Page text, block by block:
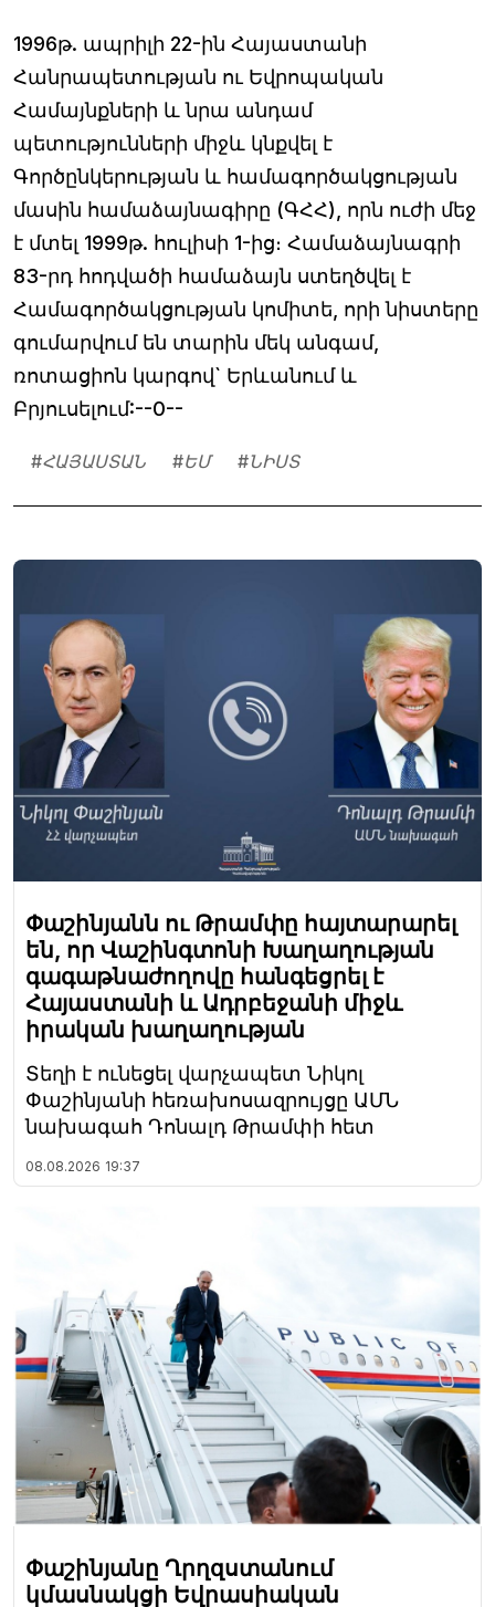
1996թ. ապրիլի 22-ին Հայաստանի
Հանրապետության ու Եվրոպական
Համայնքների և նրա անդամ
պետությունների միջև կնքվել է
Գործընկերության և համագործակցության
մասին համաձայնագիրը (ԳՀՀ), որն ուժի մեջ
է մտել 1999թ. հուլիսի 1-ից։ Համաձայնագրի
83-րդ հոդվածի համաձայն ստեղծվել է
Համագործակցության կոմիտե, որի նիստերը
գումարվում են տարին մեկ անգամ,
ռոտացիոն կարգով` Երևանում և
Բրյուսելում:--0--
#ՀԱՅԱՍՏԱՆ #ԵՄ #ՆԻՍՏ
Փաշինյանն ու Թրամփը հայտարարել
են, որ Վաշինգտոնի Խաղաղության
գագաթնաժողովը հանգեցրել է
Հայաստանի և Ադրբեջանի միջև
իրական խաղաղության
Տեղի է ունեցել վարչապետ Նիկոլ
Փաշինյանի հեռախոսազրույցը ԱՄՆ
նախագահ Դոնալդ Թրամփի հետ
08.08.2026 19:37
Փաշինյանը Ղրղզստանում
կմասնակցի Եվրասիական